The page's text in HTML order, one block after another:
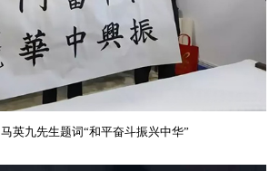
马英九先生题词“和平奋斗振兴中华”